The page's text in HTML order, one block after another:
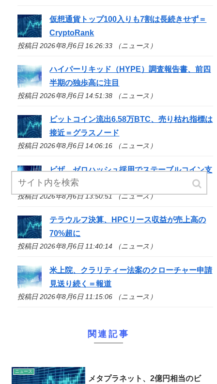
仮想通貨トップ100入りも7割は長続きせず＝
CryptoRank
投稿日 2026年8月6日 16:26:33 （ニュース）
ハイパーリキッド（HYPE）調査報告書、前四
半期の独歩高に注目
投稿日 2026年8月6日 14:51:38 （ニュース）
ビットコイン流出6.58万BTC、売り枯れ指標は
接近＝グラスノード
投稿日 2026年8月6日 14:06:16 （ニュース）
ビザ、ゼロハッシュ採用でステーブルコイン支
払い対応へ
投稿日 2026年8月6日 13:50:51 （ニュース）
テラウルフ決算、HPCリース収益が売上高の
70%超に
投稿日 2026年8月6日 11:40:14 （ニュース）
米上院、クラリティー法案のクローチャー申請
見送り続く＝報道
投稿日 2026年8月6日 11:15:06 （ニュース）
関連記事
ニュース
メタプラネット、2億円相当のビ